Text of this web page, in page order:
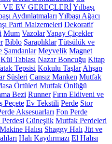
EV GEREÇLERİYılbaşı
Aydınlatmaları Yılbaşı Ağacı
Parti Malzemeleri Dekoratif
Mum VazolarYapay Çiçekler
Biblo Şaraplıklar Tütsülük ve
Şamdanlar Meyvelik Magnet
Kül Tablası Nazar Boncuğu Kitap
Tepsisi Kokulu Taşlar Ahşap
Süsleri Cansız Manken Mutfak
Örtüleri Mutfak Önlüğü
Bezi Runner Fırın Eldiveni ve
Peçete Ev Tekstili Perde Stor
Aksesuarları Fon Perde
Güneşlik Mutfak Perdeleri
Makine Halısı Shaggy Halı Jüt ve
Halı Kaydırmazı El Halısı